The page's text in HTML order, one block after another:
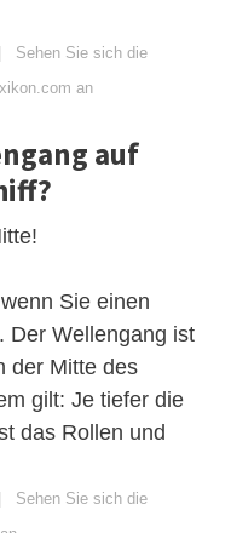
Sehen Sie sich die
an
auf
Sie einen
Der Wellengang ist
der Mitte des
gilt: Je tiefer die
das Rollen und
Sehen Sie sich die